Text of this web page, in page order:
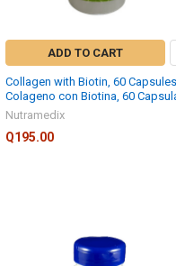
ADD TO CART
Collagen with Biotin, 60
Colageno con Biotina, 60
Nutramedix
Q195.00